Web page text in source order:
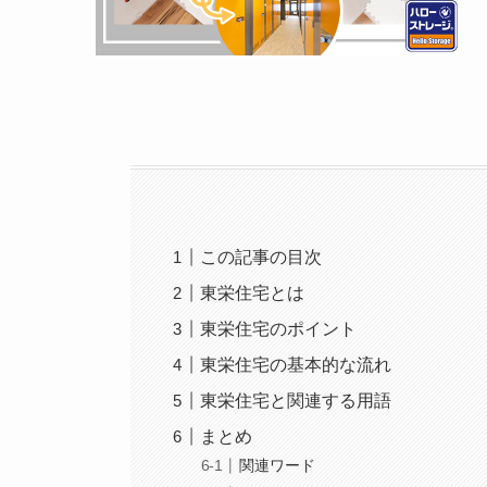
この記事の目次
東栄住宅とは
東栄住宅のポイント
東栄住宅の基本的な流れ
東栄住宅と関連する用語
まとめ
関連ワード